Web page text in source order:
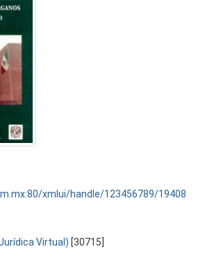
xmlui/handle/123456789/19408
Virtual) [30715]